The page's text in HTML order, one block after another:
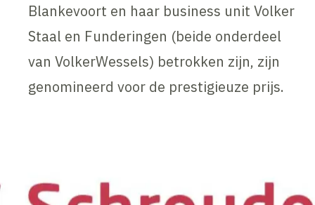
Blankevoort en haar business unit Volker
Staal en Funderingen (beide onderdeel
van VolkerWessels) betrokken zijn, zijn
genomineerd voor de prestigieuze prijs.